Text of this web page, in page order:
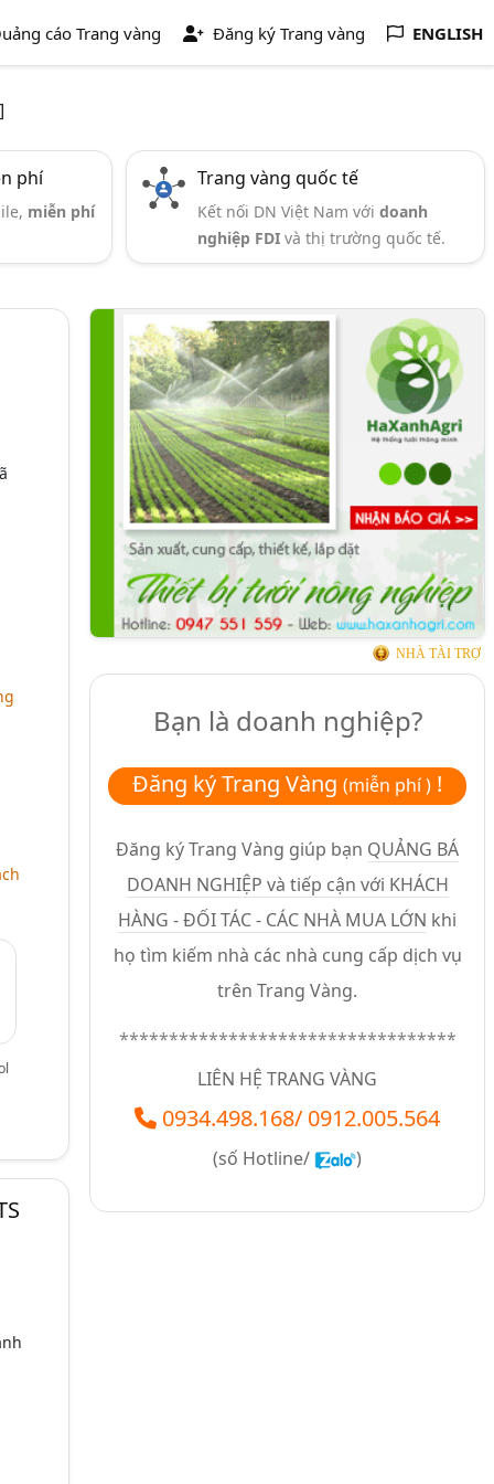
cáo Trang vàng Đăng ký Trang vàng ENGLISH
phí
miễn phí
Trang vàng quốc tế
Kết nối DN Việt Nam vớidoanh
nghiệp FDI và thị trường quốc tế.
NHÀ TÀI TRỢ
Bạn là doanh nghiệp?
Đăng ký Trang Vàng(miễn phí ) !
Đăng ký Trang Vàng giúp bạn QUẢNG BÁ
DOANH NGHIỆP và tiếp cận với KHÁCH
HÀNG - ĐỐI TÁC - CÁC NHÀ MUA LỚN khi
họ tìm kiếm nhà các nhà cung cấp dịch vụ
trên Trang Vàng.
**********************************
LIÊN HỆ TRANG VÀNG
0934.498.168/ 0912.005.564
(số Hotline/ )